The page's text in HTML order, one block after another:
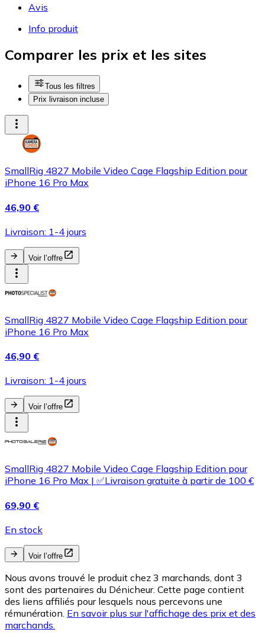
Avis
Info produit
Comparer les prix et les sites
Tous les filtres
Prix livraison incluse
SmallRig 4827 Mobile Video Cage Flagship Edition pour
iPhone 16 Pro Max
46,90 €
Livraison: 1-4 jours
Voir l’offre
SmallRig 4827 Mobile Video Cage Flagship Edition pour
iPhone 16 Pro Max
46,90 €
Livraison: 1-4 jours
Voir l’offre
SmallRig 4827 Mobile Video Cage Flagship Edition pour
iPhone 16 Pro Max | ✅Livraison gratuite à partir de 100 €
69,90 €
En stock
Voir l’offre
Nous avons trouvé le produit chez 3 marchands, dont 3
sont des partenaires du Dénicheur. Cette page contient
des liens affiliés pour lesquels nous percevons une
rémunération. En savoir plus sur l'affichage des prix et des
marchands.